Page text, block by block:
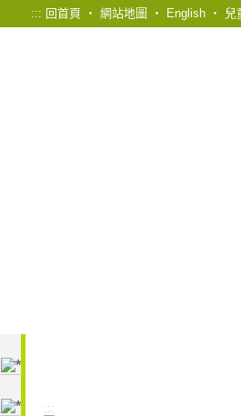
::: 回首頁 ‧ 網站地圖 ‧ English ‧ 兒
:::